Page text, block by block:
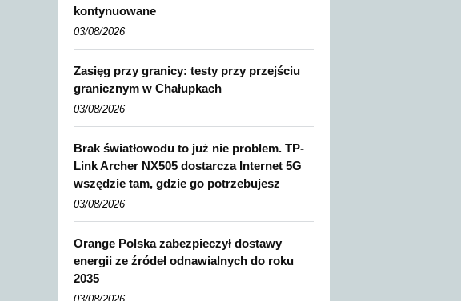
kontynuowane
03/08/2026
Zasięg przy granicy: testy przy przejściu
granicznym w Chałupkach
03/08/2026
Brak światłowodu to już nie problem. TP-
Link Archer NX505 dostarcza Internet 5G
wszędzie tam, gdzie go potrzebujesz
03/08/2026
Orange Polska zabezpieczył dostawy
energii ze źródeł odnawialnych do roku
2035